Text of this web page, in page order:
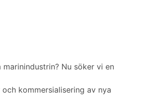
Nu söker vi en
kommersialisering av nya